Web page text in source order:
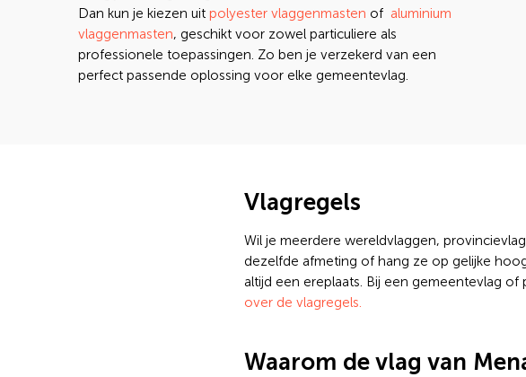
Dan kun je kiezen uit polyester vlaggenmasten of aluminium
vlaggenmasten, geschikt voor zowel particuliere als
professionele toepassingen. Zo ben je verzekerd van een
perfect passende oplossing voor elke gemeentevlag.
Vlagregels
Wil je meerdere wereldvlaggen,
dezelfde afmeting of hang ze op gelijke
altijd een ereplaats. Bij een gemeentevlag
over de vlagregels.
Waarom de vlag van